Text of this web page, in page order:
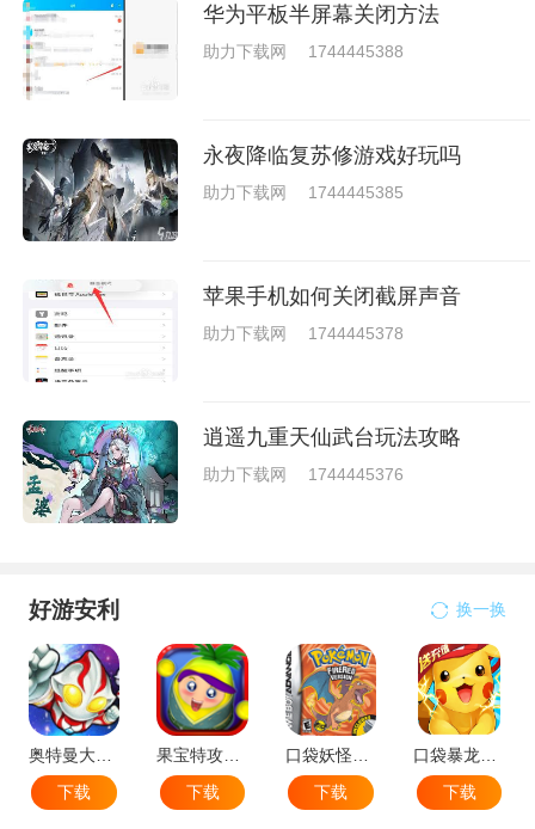
华为平板半屏幕关闭方法
助力下载网 1744445388
永夜降临复苏修游戏好玩吗
助力下载网 1744445385
苹果手机如何关闭截屏声音
助力下载网 1744445378
逍遥九重天仙武台玩法攻略
助力下载网 1744445376
好游安利 换一换
奥特曼大战小怪兽
下载
下载
下载
下载